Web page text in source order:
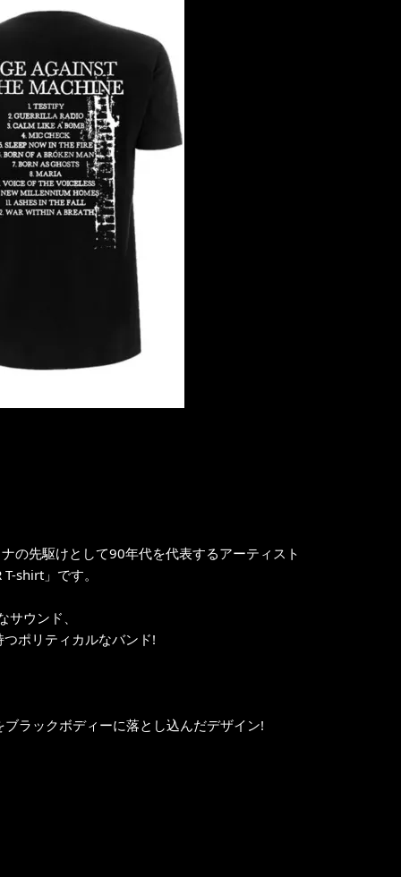
の先駆けとして90年代を代表するアーティスト
shirt」です。
ウンド、
ポリティカルなバンド!
ラックボディーに落とし込んだデザイン!